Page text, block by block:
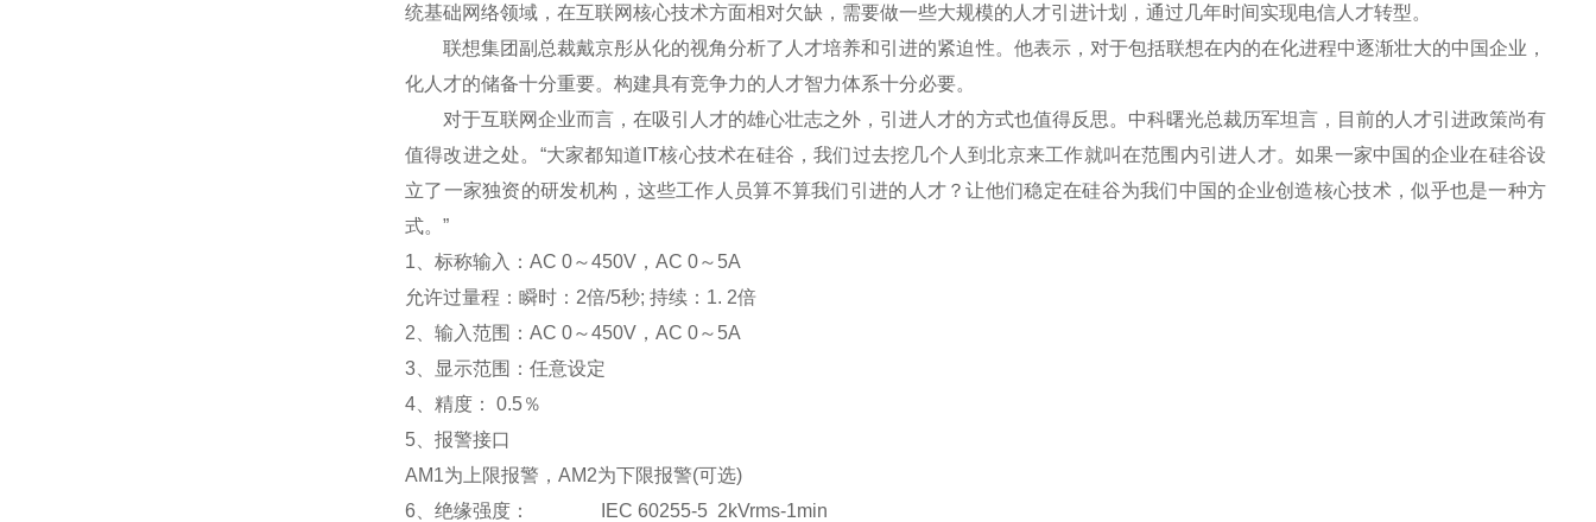
统基础网络领域，在互联网核心技术方面相对欠缺，需要做一些大规模的人才引进计划，通过几年时间实现电信人才转型。
联想集团副总裁戴京彤从化的视角分析了人才培养和引进的紧迫性。他表示，对于包括联想在内的在化进程中逐渐壮大的中国企业，
化人才的储备十分重要。构建具有竞争力的人才智力体系十分必要。
对于互联网企业而言，在吸引人才的雄心壮志之外，引进人才的方式也值得反思。中科曙光总裁历军坦言，目前的人才引进政策尚有
值得改进之处。“大家都知道IT核心技术在硅谷，我们过去挖几个人到北京来工作就叫在范围内引进人才。如果一家中国的企业在硅谷设
立了一家独资的研发机构，这些工作人员算不算我们引进的人才？让他们稳定在硅谷为我们中国的企业创造核心技术，似乎也是一种方
式。”
1 、标称输入：AC 0～450V ，AC 0～5A
允许过量程：瞬时：2倍/5秒; 持续：1. 2倍
2 、输入范围：AC 0～450V ，AC 0～5A
3
显示范围： 任意设定
4 、精度： 0.5％
5
报警接口
AM1为上限报警，AM2为下限报警(可选)
6
绝缘强度： IEC 60255-5 2kVrms-1min